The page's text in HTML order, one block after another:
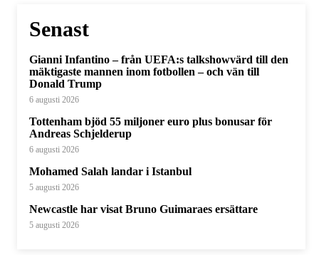
Senast
Gianni Infantino – från UEFA:s talkshowvärd till den
mäktigaste mannen inom fotbollen – och vän till
Donald Trump
6 augusti 2026
Tottenham bjöd 55 miljoner euro plus bonusar för
Andreas Schjelderup
6 augusti 2026
Mohamed Salah landar i Istanbul
5 augusti 2026
Newcastle har visat Bruno Guimaraes ersättare
5 augusti 2026